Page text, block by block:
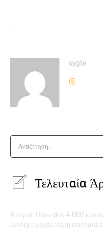
.
sygte
Αναζήτηση..
Τελευταία
Κονγκό: Πάνω από 4.000
δεύτερη μεγαλύτερη επιδημία